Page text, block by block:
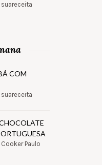
COM
Paulo